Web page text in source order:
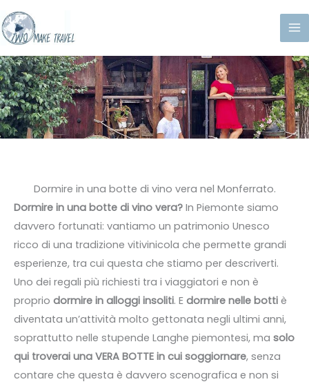
Vai
al
contenuto
Dormire in una botte di vino vera nel Monferrato.
Dormire in una botte di vino vera? In Piemonte siamo
davvero fortunati: vantiamo un patrimonio Unesco
ricco di una tradizione vitivinicola che permette grandi
esperienze, tra cui questa che stiamo per descriverti.
Uno dei regali più richiesti tra i viaggiatori e non è
proprio dormire in alloggi insoliti. E dormire nelle botti è
diventata un’attività molto gettonata negli ultimi anni,
soprattutto nelle stupende Langhe piemontesi, ma solo
qui troverai una VERA BOTTE in cui soggiornare, senza
contare che questa è davvero scenografica e non si